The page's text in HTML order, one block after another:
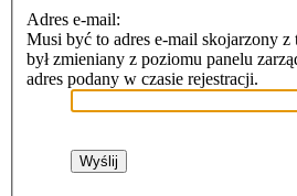
Adres e-mail:
Musi być to adres e-mail skojarzony
był zmieniany z poziomu panelu
adres podany w czasie rejestracji.